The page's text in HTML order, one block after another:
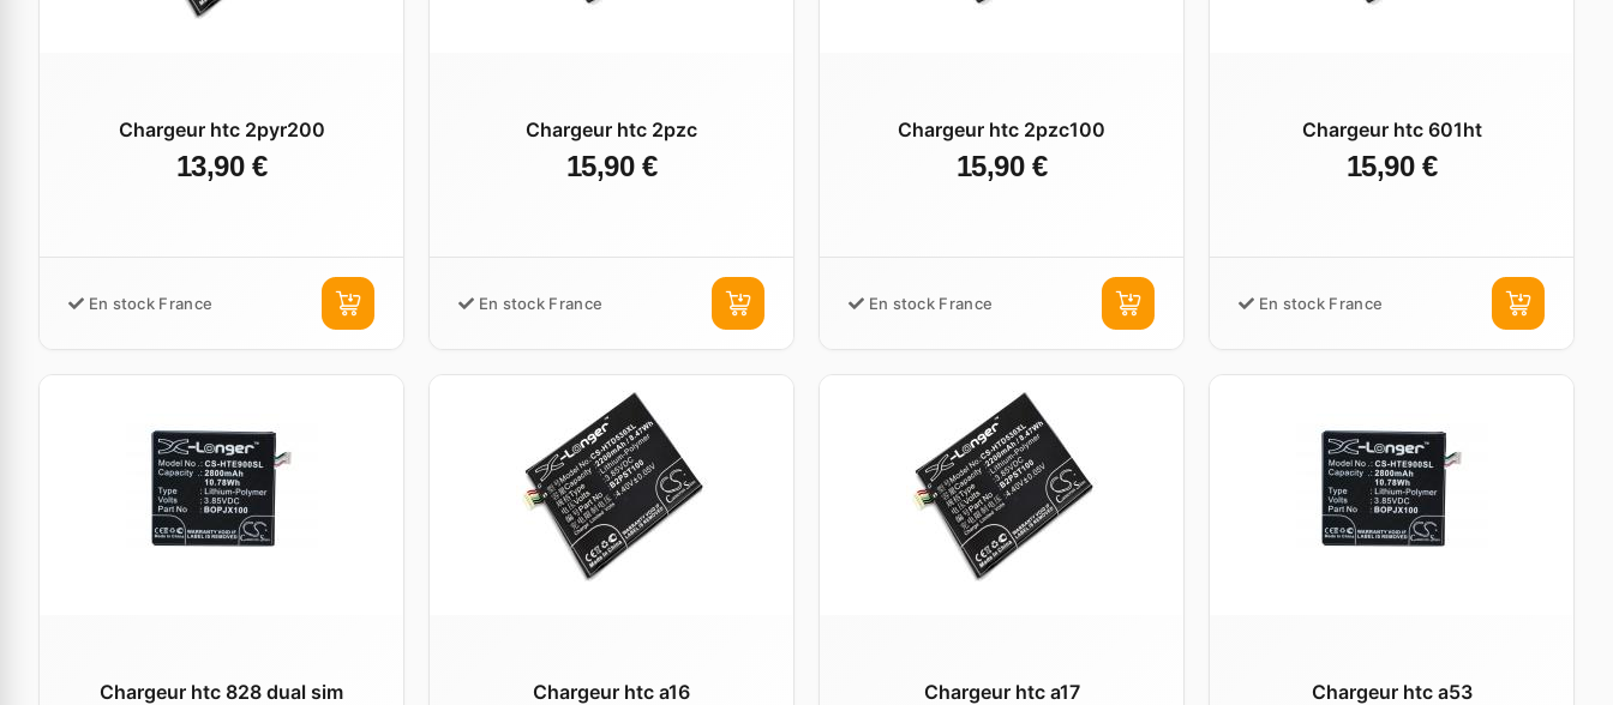
Chargeur htc 2pyr200
13,90 €
En stock France
Chargeur htc 2pzc
15,90 €
En stock France
Chargeur htc 2pzc100
15,90 €
En stock France
Chargeur htc 601ht
15,90 €
En stock France
Chargeur htc 828 dual sim Chargeur htc a16 Chargeur htc a17 Chargeur htc a53